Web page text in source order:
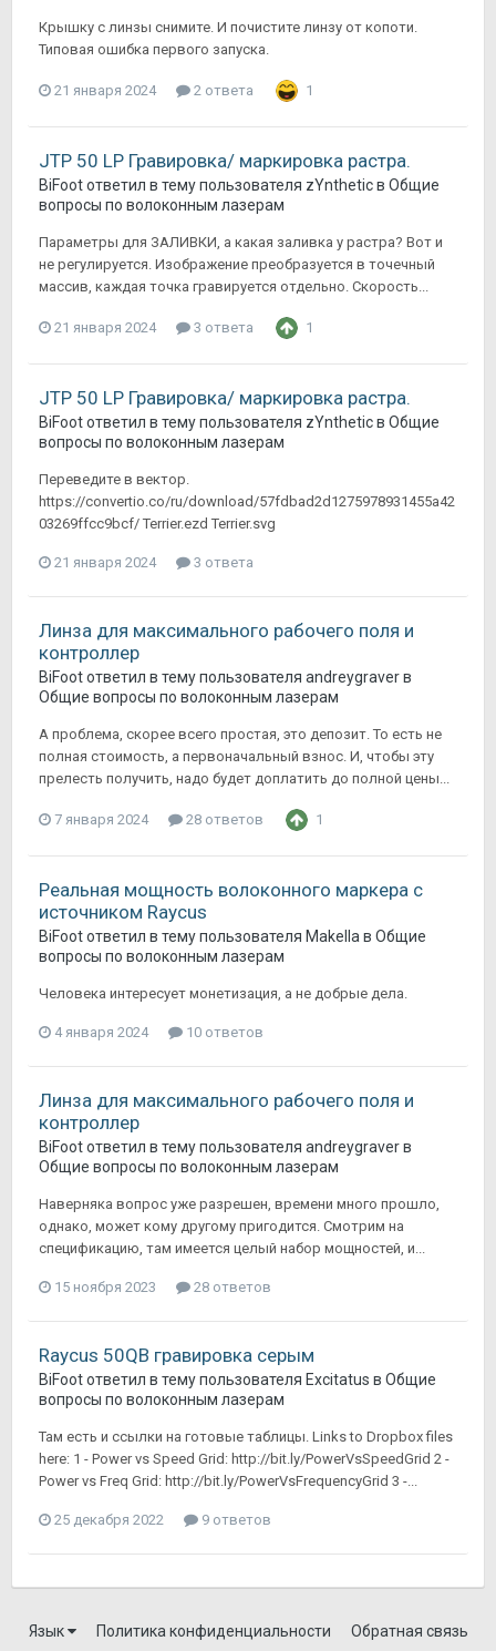
Крышку с линзы снимите. И почистите линзу от копоти.
Типовая ошибка первого запуска.
21 января 2024 2 ответа 1
JTP 50 LP Гравировка/ маркировка растра.
BiFootответил в тему пользователя zYntheticв Общие
вопросы по волоконным лазерам
Параметры для ЗАЛИВКИ, а какая заливка у растра? Вот и
не регулируется. Изображение преобразуется в точечный
массив, каждая точка гравируется отдельно. Скорость...
21 января 2024 3 ответа 1
JTP 50 LP Гравировка/ маркировка растра.
BiFootответил в тему пользователя zYntheticв Общие
вопросы по волоконным лазерам
Переведите в вектор.
https://convertio.co/ru/download/57fdbad2d1275978931455a42
03269ffcc9bcf/ Terrier.ezd Terrier.svg
21 января 2024 3 ответа
Линза для максимального рабочего поля и
контроллер
BiFootответил в тему пользователя andreygraverв
Общие вопросы по волоконным лазерам
А проблема, скорее всего простая, это депозит. То есть не
полная стоимость, а первоначальный взнос. И, чтобы эту
прелесть получить, надо будет доплатить до полной цены...
7 января 2024 28 ответов 1
Реальная мощность волоконного маркера с
источником Raycus
BiFootответил в тему пользователя Makella в Общие
вопросы по волоконным лазерам
Человека интересует монетизация, а не добрые дела.
4 января 2024 10 ответов
Линза для максимального рабочего поля и
контроллер
BiFootответил в тему пользователя andreygraverв
Общие вопросы по волоконным лазерам
Наверняка вопрос уже разрешен, времени много прошло,
однако, может кому другому пригодится. Смотрим на
спецификацию, там имеется целый набор мощностей, и...
15 ноября 2023 28 ответов
Raycus 50QB гравировка серым
BiFootответил в тему пользователя Excitatus в Общие
вопросы по волоконным лазерам
Там есть и ссылки на готовые таблицы. Links to Dropbox files
here: 1 - Power vs Speed Grid: http://bit.ly/PowerVsSpeedGrid 2 -
Power vs Freq Grid: http://bit.ly/PowerVsFrequencyGrid 3 -...
25 декабря 2022 9 ответов
Язык Политика конфиденциальности Обратная связь